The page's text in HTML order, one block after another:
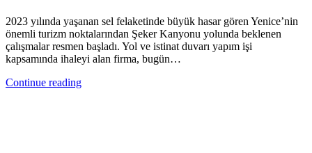
2023 yılında yaşanan sel felaketinde büyük hasar gören Yenice’nin
önemli turizm noktalarından Şeker Kanyonu yolunda beklenen
çalışmalar resmen başladı. Yol ve istinat duvarı yapım işi
kapsamında ihaleyi alan firma, bugün…
Continue reading